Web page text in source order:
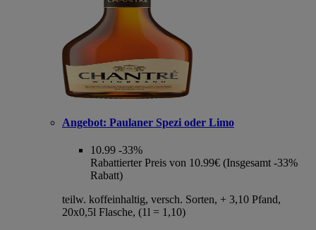
Angebot: Paulaner Spezi oder Limo
10.99 -33%
Rabattierter Preis von 10.99€ (Insgesamt -33%
Rabatt)
teilw. koffeinhaltig, versch. Sorten, + 3,10 Pfand,
20x0,5l Flasche, (1l = 1,10)